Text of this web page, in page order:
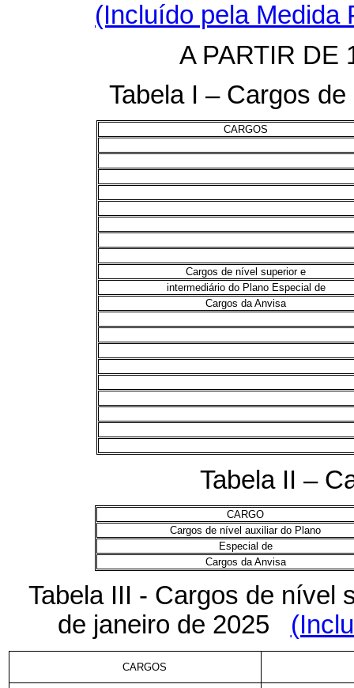
(Incluído pela Medida
A PARTIR DE
Tabela I – Cargos
CARGOS
Cargos de nível superior e
intermediário do Plano Especial de
Cargos da Anvisa
Tabela II –
CARGO
Cargos de nível auxiliar do Plano
Especial de
Cargos da Anvisa
Tabela III - Cargos de nível
de janeiro de 2025
CARGOS